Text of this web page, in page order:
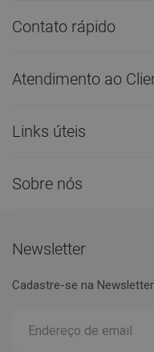
Contato rápido
Atendimento ao
Links úteis
Sobre nós
Newsletter
Cadastre-se na